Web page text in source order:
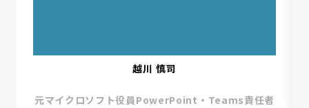
越川 慎司
元マイクロソフト役員PowerPoint・Teams責任者